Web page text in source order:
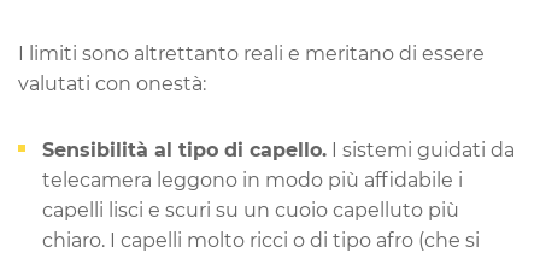
I limiti sono altrettanto reali e meritano di essere
valutati con onestà:
Sensibilità al tipo di capello. I sistemi guidati da
telecamera leggono in modo più affidabile i
capelli lisci e scuri su un cuoio capelluto più
chiaro. I capelli molto ricci o di tipo afro (che si